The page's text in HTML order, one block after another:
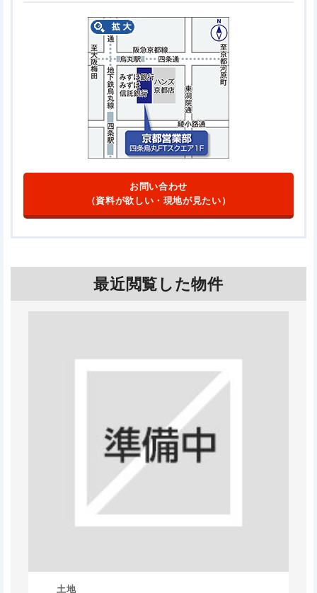
お問い合わせ
（資料が欲しい・現地が見たい）
最近閲覧した物件
土地